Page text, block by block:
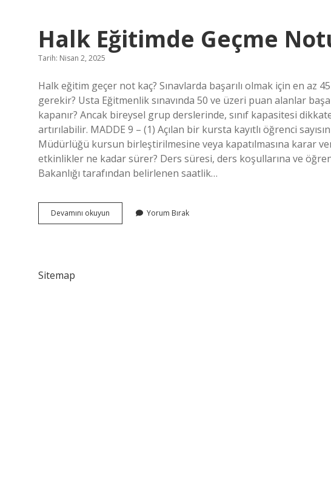
Halk Eğitimde Geçme
Tarih: Nisan 2, 2025
Halk eğitim geçer not kaç? Sınavlarda başarılı olmak için en az
gerekir? Usta Eğitmenlik sınavında 50 ve üzeri puan alanlar
kapanır? Ancak bireysel grup derslerinde, sınıf kapasitesi
artırılabilir. MADDE 9 – (1) Açılan bir kursta kayıtlı öğrenci
Müdürlüğü kursun birleştirilmesine veya kapatılmasına karar
etkinlikler ne kadar sürer? Ders süresi, ders koşullarına ve
Bakanlığı tarafından belirlenen saatlik…
Devamını okuyun
Eğitimde
Yorum Bırak
Sitemap